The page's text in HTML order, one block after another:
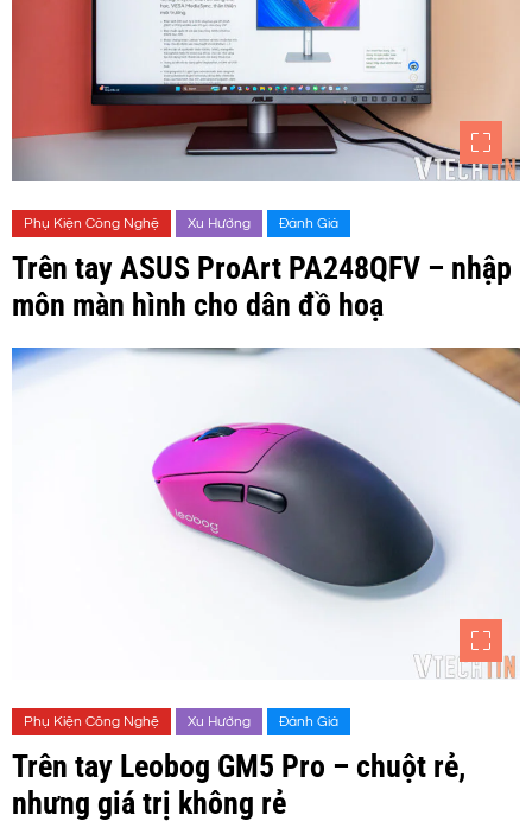
Phụ Kiện Công Nghệ Xu Hướng Đánh Giá
Trên tay ASUS ProArt PA248QFV – nhập
môn màn hình cho dân đồ hoạ
Phụ Kiện Công Nghệ Xu Hướng Đánh Giá
Trên tay Leobog GM5 Pro – chuột rẻ,
nhưng giá trị không rẻ